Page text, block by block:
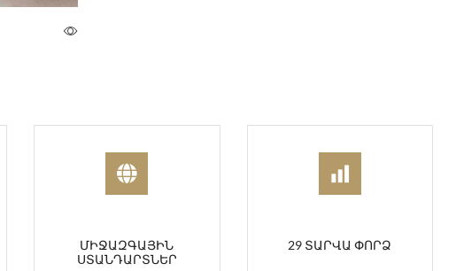
ՄԻՋԱԶԳԱՅԻՆ
ՍՏԱՆԴԱՐՏՆԵՐ
29 ՏԱՐՎԱ ՓՈՐՁ